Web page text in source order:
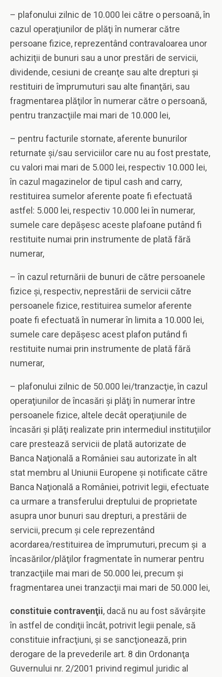
– plafonului zilnic de 10.000 lei către o persoană, în
cazul operaţiunilor de plăţi în numerar către
persoane fizice, reprezentând contravaloarea unor
achiziţii de bunuri sau a unor prestări de servicii,
dividende, cesiuni de creanţe sau alte drepturi şi
restituiri de împrumuturi sau alte finanţări, sau
fragmentarea plăţilor în numerar către o persoană,
pentru tranzacţiile mai mari de 10.000 lei,
– pentru facturile stornate, aferente bunurilor
returnate şi/sau serviciilor care nu au fost prestate,
cu valori mai mari de 5.000 lei, respectiv 10.000 lei,
în cazul magazinelor de tipul cash and carry,
restituirea sumelor aferente poate fi efectuată
astfel: 5.000 lei, respectiv 10.000 lei în numerar,
sumele care depăşesc aceste plafoane putând fi
restituite numai prin instrumente de plată fără
numerar,
– în cazul returnării de bunuri de către persoanele
fizice şi, respectiv, neprestării de servicii către
persoanele fizice, restituirea sumelor aferente
poate fi efectuată în numerar în limita a 10.000 lei,
sumele care depăşesc acest plafon putând fi
restituite numai prin instrumente de plată fără
numerar,
– plafonului zilnic de 50.000 lei/tranzacţie, în cazul
operaţiunilor de încasări şi plăţi în numerar între
persoanele fizice, altele decât operaţiunile de
încasări şi plăţi realizate prin intermediul instituţiilor
care prestează servicii de plată autorizate de
Banca Naţională a României sau autorizate în alt
stat membru al Uniunii Europene şi notificate către
Banca Naţională a României, potrivit legii, efectuate
ca urmare a transferului dreptului de proprietate
asupra unor bunuri sau drepturi, a prestării de
servicii, precum şi cele reprezentând
acordarea/restituirea de împrumuturi, precum şi a
încasărilor/plăţilor fragmentate în numerar pentru
tranzacţiile mai mari de 50.000 lei, precum şi
fragmentarea unei tranzacţii mai mari de 50.000 lei,
constituie contravenţii, dacă nu au fost săvârşite
în astfel de condiţii încât, potrivit legii penale, să
constituie infracţiuni, şi se sancţionează, prin
derogare de la prevederile art. 8 din Ordonanţa
Guvernului nr. 2/2001 privind regimul juridic al